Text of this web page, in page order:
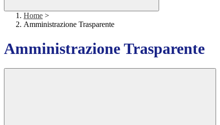
Home >
Amministrazione Trasparente
Amministrazione Trasparente